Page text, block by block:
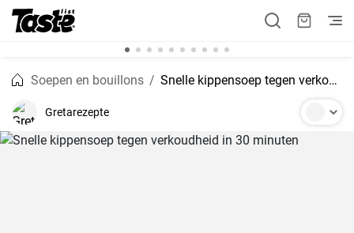
Soepen en bouillons Snelle kippensoep tegen verkoudheid in 30 minuten
Gretarezepte